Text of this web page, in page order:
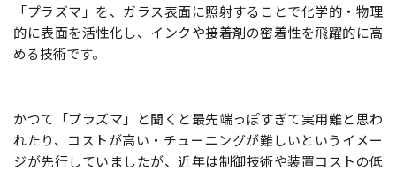
「プラズマ」を、ガラス表面に照射することで化学的・物理
的に表面を活性化し、インクや接着剤の密着性を飛躍的に高
める技術です。
かつて「プラズマ」と聞くと最先端っぽすぎて実用難と思わ
れたり、コストが高い・チューニングが難しいというイメー
ジが先行していましたが、近年は制御技術や装置コストの低